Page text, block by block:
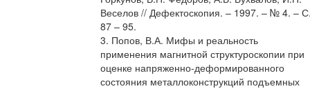
Веселов // Дефектоскопия. – 1997. – № 4. –
87 – 95.
3. Попов, В.А. Мифы и реальность
применения магнитной структуроскопии при
оценке напряженно-деформированного
состояния металлоконструкций подъемных